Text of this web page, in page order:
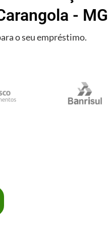
-
o seu empréstimo.